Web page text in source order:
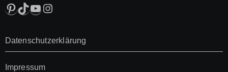
Pinterest
TikTok
YouTube
Instagram
Datenschutzerklärung
Impressum